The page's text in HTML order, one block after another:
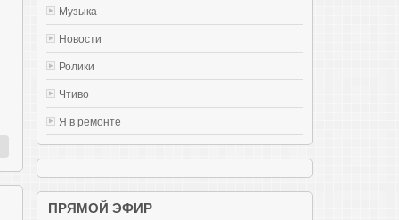
Музыка
Новости
Ролики
Чтиво
Я в ремонте
ПРЯМОЙ ЭФИР